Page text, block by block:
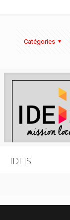
Catégories
IDEIS